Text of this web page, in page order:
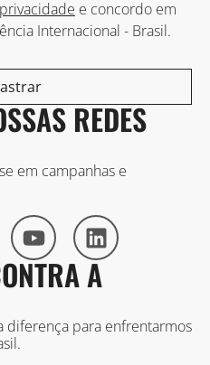
e concordo em
Internacional - Brasil.
REDES
em campanhas e
A
diferença para enfrentarmos